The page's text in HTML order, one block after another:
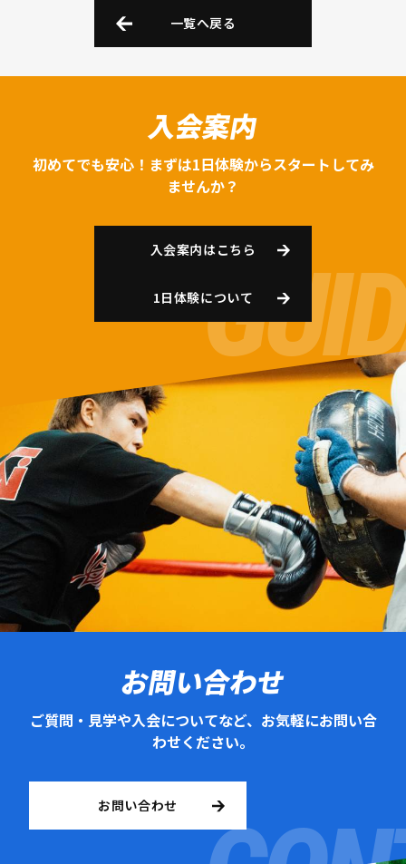
一覧へ戻る
入会案内
初めてでも安心！まずは1日体験からスタートしてみ
ませんか？
入会案内はこちら
1日体験について
お問い合わせ
ご質問・見学や入会についてなど、お気軽にお問い合
わせください。
お問い合わせ